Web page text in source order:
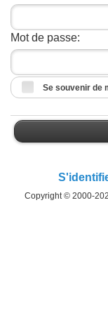
Mot de passe:
Se souvenir de
Copyright © 2000-